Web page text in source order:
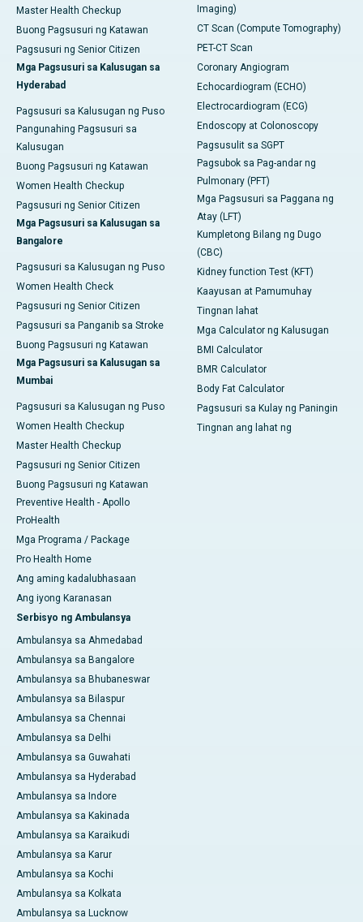
Master Health Checkup
Buong Pagsusuri ng Katawan
Pagsusuri ng Senior Citizen
Mga Pagsusuri sa Kalusugan sa
Hyderabad
Pagsusuri sa Kalusugan ng Puso
Pangunahing Pagsusuri sa
Kalusugan
Buong Pagsusuri ng Katawan
Women Health Checkup
Pagsusuri ng Senior Citizen
Mga Pagsusuri sa Kalusugan sa
Bangalore
Pagsusuri sa Kalusugan ng Puso
Women Health Check
Pagsusuri ng Senior Citizen
Pagsusuri sa Panganib sa Stroke
Buong Pagsusuri ng Katawan
Mga Pagsusuri sa Kalusugan sa
Mumbai
Pagsusuri sa Kalusugan ng Puso
Women Health Checkup
Master Health Checkup
Pagsusuri ng Senior Citizen
Buong Pagsusuri ng Katawan
Preventive Health - Apollo
ProHealth
Mga Programa / Package
Pro Health Home
Ang aming kadalubhasaan
Ang iyong Karanasan
Serbisyo ng Ambulansya
Ambulansya sa Ahmedabad
Ambulansya sa Bangalore
Ambulansya sa Bhubaneswar
Ambulansya sa Bilaspur
Ambulansya sa Chennai
Ambulansya sa Delhi
Ambulansya sa Guwahati
Ambulansya sa Hyderabad
Ambulansya sa Indore
Ambulansya sa Kakinada
Ambulansya sa Karaikudi
Ambulansya sa Karur
Ambulansya sa Kochi
Ambulansya sa Kolkata
Ambulansya sa Lucknow
Imaging)
CT Scan (Compute Tomography)
PET-CT Scan
Coronary Angiogram
Echocardiogram (ECHO)
Electrocardiogram (ECG)
Endoscopy at Colonoscopy
Pagsusulit sa SGPT
Pagsubok sa Pag-andar ng
Pulmonary (PFT)
Mga Pagsusuri sa Paggana ng
Atay (LFT)
Kumpletong Bilang ng Dugo
(CBC)
Kidney function Test (KFT)
Kaayusan at Pamumuhay
Tingnan lahat
Mga Calculator ng Kalusugan
BMI Calculator
BMR Calculator
Body Fat Calculator
Pagsusuri sa Kulay ng Paningin
Tingnan ang lahat ng